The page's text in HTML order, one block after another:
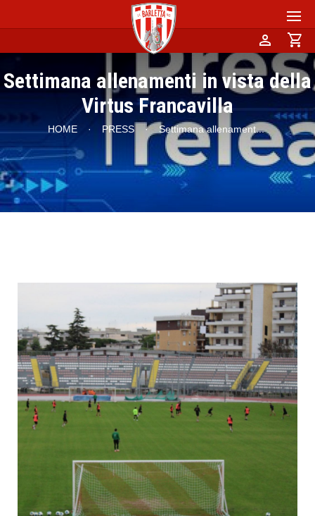
person shopping_cart
Settimana allenamenti in vista della
Virtus Francavilla
HOME · PRESS · Settimana allenament...